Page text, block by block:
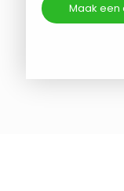
Maak een